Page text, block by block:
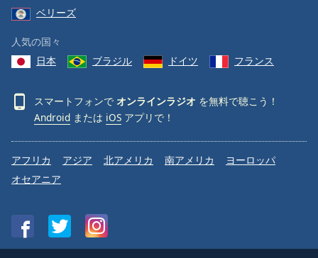
ベリーズ
人気の国々
日本
ブラジル ドイツ フランス
スマートフォンで オンラインラジオ を無料で聴こう！
Android または iOS アプリで！
アフリカ アジア 北アメリカ 南アメリカ
ヨーロッパ
オセアニア